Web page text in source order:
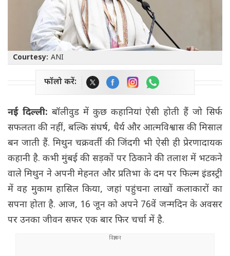
Courtesy: ANI
फॉलो करें:
नई दिल्ली: बॉलीवुड में कुछ कहानियां ऐसी होती हैं जो सिर्फ
सफलता की नहीं, बल्कि संघर्ष, धैर्य और आत्मविश्वास की मिसाल
बन जाती हैं. मिथुन चक्रवर्ती की जिंदगी भी ऐसी ही प्रेरणादायक
कहानी है. कभी मुंबई की सड़कों पर ठिकाने की तलाश में भटकने
वाले मिथुन ने अपनी मेहनत और प्रतिभा के दम पर फिल्म इंडस्ट्री
में वह मुकाम हासिल किया, जहां पहुंचना लाखों कलाकारों का
सपना होता है. आज, 16 जून को अपने 76वें जन्मदिन के अवसर
पर उनका जीवन सफर एक बार फिर चर्चा में है.